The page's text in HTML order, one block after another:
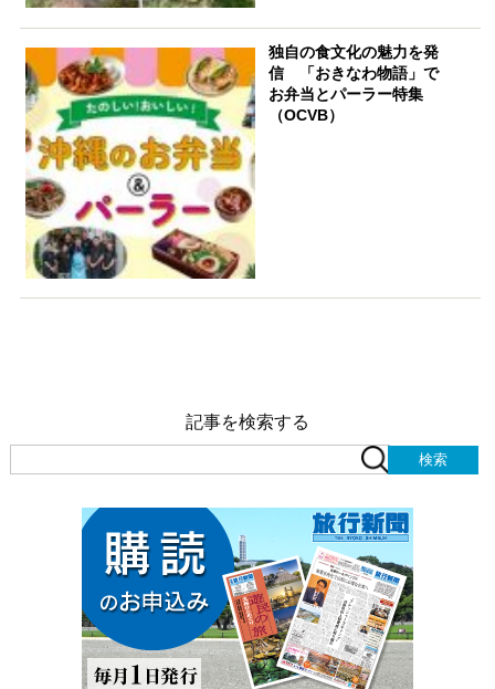
独自の食文化の魅力を発
信 「おきなわ物語」で
お弁当とパーラー特集
（OCVB）
記事を検索する